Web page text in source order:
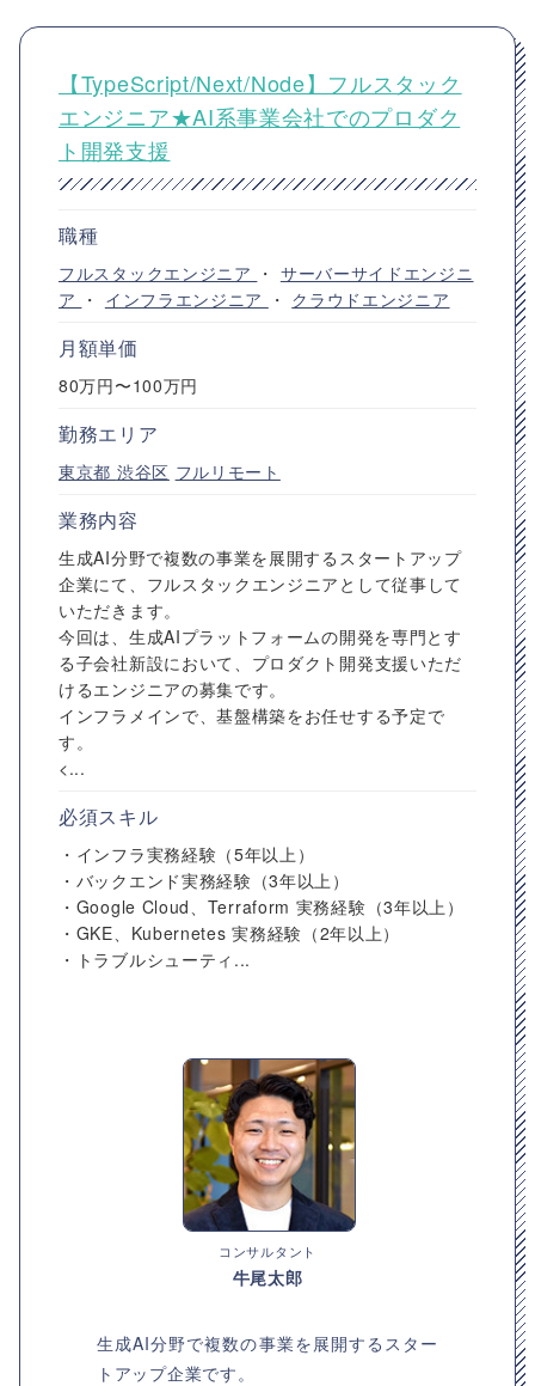
【TypeScript/Next/Node】フルスタック
エンジニア★AI系事業会社でのプロダク
ト開発支援
職種
フルスタックエンジニア ・ サーバーサイドエンジニ
ア ・ インフラエンジニア ・ クラウドエンジニア
月額単価
80万円〜100万円
勤務エリア
東京都 渋谷区 フルリモート
業務内容
生成AI分野で複数の事業を展開するスタートアップ
企業にて、フルスタックエンジニアとして従事して
いただきます。
今回は、生成AIプラットフォームの開発を専門とす
る子会社新設において、プロダクト開発支援いただ
けるエンジニアの募集です。
インフラメインで、基盤構築をお任せする予定で
す。
<...
必須スキル
・インフラ実務経験（5年以上）
・バックエンド実務経験（3年以上）
・Google Cloud、Terraform 実務経験（3年以上）
・GKE、Kubernetes 実務経験（2年以上）
・トラブルシューティ...
コンサルタント
牛尾太郎
生成AI分野で複数の事業を展開するスター
トアップ企業です。